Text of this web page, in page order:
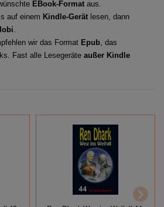
EBook-Format aus.
auf einem Kindle-Gerät lesen, dann
.
wir das Format Epub, das
Fast alle Lesegeräte außer Kindle